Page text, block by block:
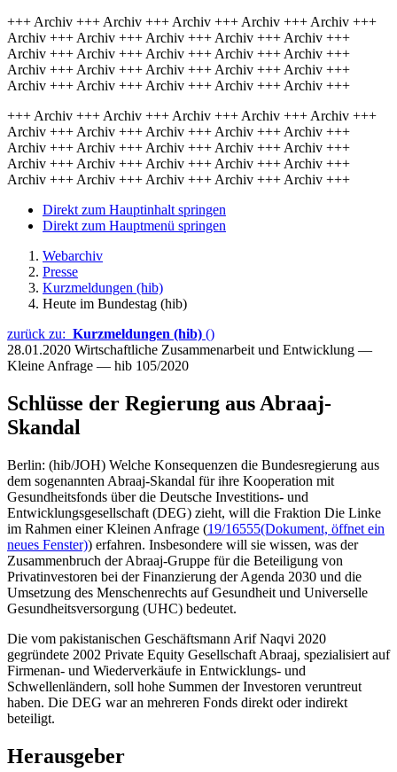
+++ Archiv +++ Archiv +++ Archiv +++ Archiv +++ Archiv +++
Archiv +++ Archiv +++ Archiv +++ Archiv +++ Archiv +++
Archiv +++ Archiv +++ Archiv +++ Archiv +++ Archiv +++
Archiv +++ Archiv +++ Archiv +++ Archiv +++ Archiv +++
Archiv +++ Archiv +++ Archiv +++ Archiv +++ Archiv +++
+++ Archiv +++ Archiv +++ Archiv +++ Archiv +++ Archiv +++
Archiv +++ Archiv +++ Archiv +++ Archiv +++ Archiv +++
Archiv +++ Archiv +++ Archiv +++ Archiv +++ Archiv +++
Archiv +++ Archiv +++ Archiv +++ Archiv +++ Archiv +++
Archiv +++ Archiv +++ Archiv +++ Archiv +++ Archiv +++
Direkt zum Hauptinhalt springen
Direkt zum Hauptmenü springen
Webarchiv
Presse
Kurzmeldungen (hib)
Heute im Bundestag (hib)
zurück zu: Kurzmeldungen (hib) ()
28.01.2020 Wirtschaftliche Zusammenarbeit und Entwicklung —
Kleine Anfrage — hib 105/2020
Schlüsse der Regierung aus Abraaj-
Skandal
Berlin: (hib/JOH) Welche Konsequenzen die Bundesregierung aus
dem sogenannten Abraaj-Skandal für ihre Kooperation mit
Gesundheitsfonds über die Deutsche Investitions- und
Entwicklungsgesellschaft (DEG) zieht, will die Fraktion Die Linke
im Rahmen einer Kleinen Anfrage (19/16555(Dokument, öffnet ein
neues Fenster)) erfahren. Insbesondere will sie wissen, was der
Zusammenbruch der Abraaj-Gruppe für die Beteiligung von
Privatinvestoren bei der Finanzierung der Agenda 2030 und die
Umsetzung des Menschenrechts auf Gesundheit und Universelle
Gesundheitsversorgung (UHC) bedeutet.
Die vom pakistanischen Geschäftsmann Arif Naqvi 2020
gegründete 2002 Private Equity Gesellschaft Abraaj, spezialisiert auf
Firmenan- und Wiederverkäufe in Entwicklungs- und
Schwellenländern, soll hohe Summen der Investoren veruntreut
haben. Die DEG war an mehreren Fonds direkt oder indirekt
beteiligt.
Herausgeber